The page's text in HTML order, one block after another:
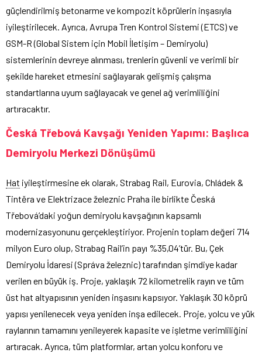
güçlendirilmiş betonarme ve kompozit köprülerin inşasıyla
iyileştirilecek. Ayrıca, Avrupa Tren Kontrol Sistemi (ETCS) ve
GSM-R (Global Sistem için Mobil İletişim – Demiryolu)
sistemlerinin devreye alınması, trenlerin güvenli ve verimli bir
şekilde hareket etmesini sağlayarak gelişmiş çalışma
standartlarına uyum sağlayacak ve genel ağ verimliliğini
artıracaktır.
Česká Třebová Kavşağı Yeniden Yapımı: Başlıca
Demiryolu Merkezi Dönüşümü
Hat iyileştirmesine ek olarak, Strabag Rail, Eurovia, Chládek &
Tintěra ve Elektrizace železnic Praha ile birlikte Česká
Třebová’daki yoğun demiryolu kavşağının kapsamlı
modernizasyonunu gerçekleştiriyor. Projenin toplam değeri 714
milyon Euro olup, Strabag Rail’in payı %35,04’tür. Bu, Çek
Demiryolu İdaresi (Správa železnic) tarafından şimdiye kadar
verilen en büyük iş. Proje, yaklaşık 72 kilometrelik rayın ve tüm
üst hat altyapısının yeniden inşasını kapsıyor. Yaklaşık 30 köprü
yapısı yenilenecek veya yeniden inşa edilecek. Proje, yolcu ve yük
raylarının tamamını yenileyerek kapasite ve işletme verimliliğini
artıracak. Ayrıca, tüm platformlar, artan yolcu konforu ve